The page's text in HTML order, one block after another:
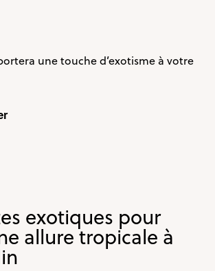
une touche d’exotisme à votre
exotiques pour
allure tropicale à